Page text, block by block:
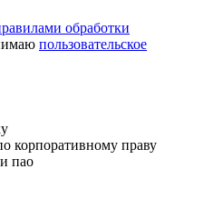
обработки
пользовательское
корпоративному праву
пао